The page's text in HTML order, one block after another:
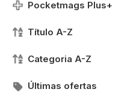
Pocketmags Plus+
Título A-Z
Categoria A-Z
Últimas ofertas